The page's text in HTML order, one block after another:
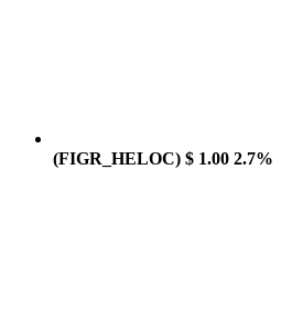
(FIGR_HELOC) $ 1.00 2.7%